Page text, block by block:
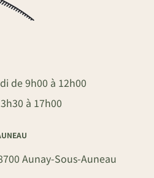
de 9h00 à 12h00
à 17h00
Aunay-Sous-Auneau